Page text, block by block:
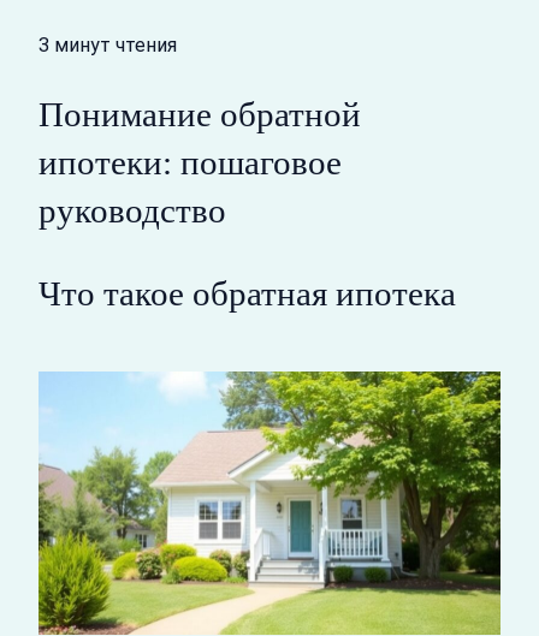
3 минут чтения
Понимание обратной
ипотеки: пошаговое
руководство
Что такое обратная ипотека